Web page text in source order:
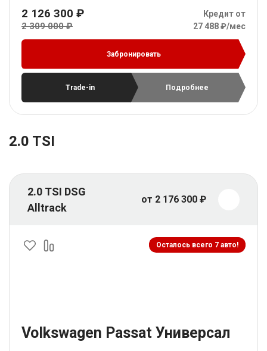
2 126 300 ₽
2 309 000 ₽
Кредит от
27 488 ₽/мес
Забронировать
Trade-in Подробнее
2.0 TSI
2.0 TSI DSG
Alltrack
от 2 176 300 ₽
Осталось всего 7 авто!
Volkswagen Passat Универсал